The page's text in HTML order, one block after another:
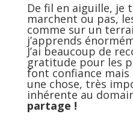
De fil en aiguille, je
marchent ou pas,
comme sur un
j’apprends
J’ai beaucoup de
gratitude pour les
font confiance mais
une chose, très
inhérente au
partage !